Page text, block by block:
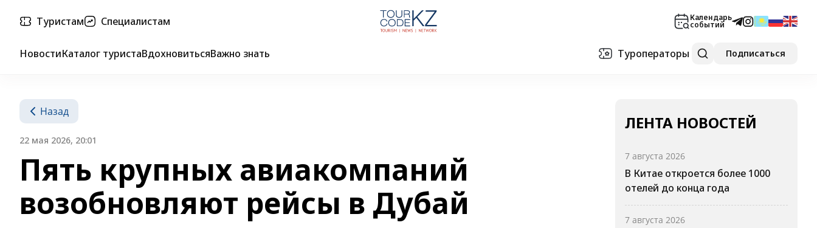
Туристам Специалистам Календарь
событий
НовостиКаталог туристаВдохновитьсяВажно знать Туроператоры Подписаться
Назад
22 мая 2026, 20:01
Пять крупных авиакомпаний
возобновляют рейсы в Дубай
ЛЕНТА НОВОСТЕЙ
7 августа 2026
В Китае откроется более 1000
отелей до конца года
7 августа 2026